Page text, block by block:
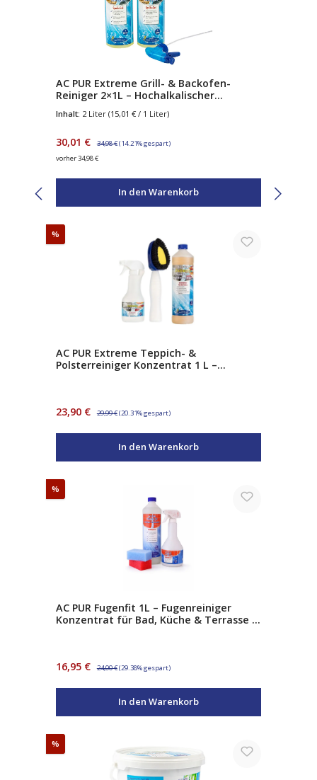
AC PUR Extreme Grill- & Backofen-
Reiniger 2×1L – Hochalkalischer
Eingebranntes & Verkrustungen – inkl.
Inhalt: 2 Liter (15,01 € / 1 Liter)
Verkaufspreis:
30,01 € Regulärer Preis:
34,98 €(14.21% gespart)
vorher 34,98 €
In den Warenkorb
%
AC PUR Extreme Teppich- &
Polsterreiniger Konzentrat 1 L –
Verkaufspreis:
23,90 € Regulärer Preis:
29,99 €(20.31% gespart)
In den Warenkorb
%
AC PUR Fugenfit 1L – Fugenreiniger
Konzentrat für Bad, Küche & Terrasse –
Verkaufspreis:
16,95 € Regulärer Preis:
24,00 €(29.38% gespart)
In den Warenkorb
%